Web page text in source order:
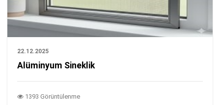
22.12.2025
Alüminyum Sineklik
1393 Görüntülenme